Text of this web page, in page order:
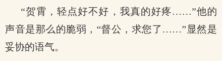
“贺霄，轻点好不好，我真的好疼……”他的
声音是那么的脆弱，“督公，求您了……”显然是
妥协的语气。